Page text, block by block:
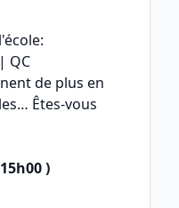
QC
de plus en
Êtes-vous
)